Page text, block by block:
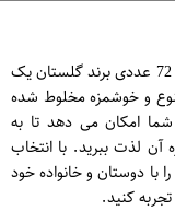
کالای چای کیسه ای مخلوط مدل Black Line بسته 72 عددی برند گلستان یک
و خوشمزه مخلوط شده
بندی 72 عددی، به شما امکان می دهد تا به
لذت ببرید. با انتخاب
با دوستان و خانواده خود
کنید.